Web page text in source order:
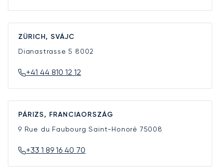
ZÜRICH, SVÁJC
Dianastrasse 5 8002
+41 44 810 12 12
PÁRIZS, FRANCIAORSZÁG
9 Rue du Faubourg Saint-Honoré 75008
+33 1 89 16 40 70